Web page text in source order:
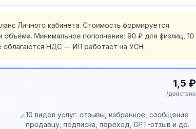
Личного кабинета. Стоимость формируется
объёма. Минимальное пополнение: 90 ₽ для физлиц, 10
облагаются НДС — ИП работает на УСН.
1,5 ₽
/действие
✓10 видов услуг: отзывы, избранное, сообщение
продавцу, подписка, переход, GPT-отзыв и др.